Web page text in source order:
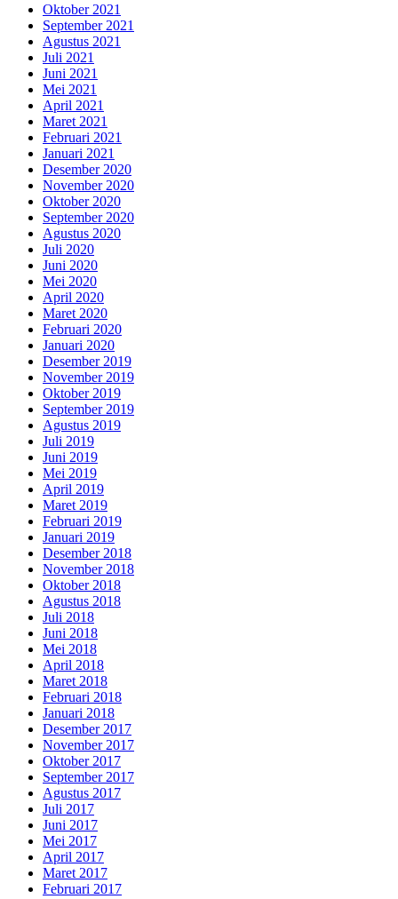
Oktober 2021
September 2021
Agustus 2021
Juli 2021
Juni 2021
Mei 2021
April 2021
Maret 2021
Februari 2021
Januari 2021
Desember 2020
November 2020
Oktober 2020
September 2020
Agustus 2020
Juli 2020
Juni 2020
Mei 2020
April 2020
Maret 2020
Februari 2020
Januari 2020
Desember 2019
November 2019
Oktober 2019
September 2019
Agustus 2019
Juli 2019
Juni 2019
Mei 2019
April 2019
Maret 2019
Februari 2019
Januari 2019
Desember 2018
November 2018
Oktober 2018
Agustus 2018
Juli 2018
Juni 2018
Mei 2018
April 2018
Maret 2018
Februari 2018
Januari 2018
Desember 2017
November 2017
Oktober 2017
September 2017
Agustus 2017
Juli 2017
Juni 2017
Mei 2017
April 2017
Maret 2017
Februari 2017